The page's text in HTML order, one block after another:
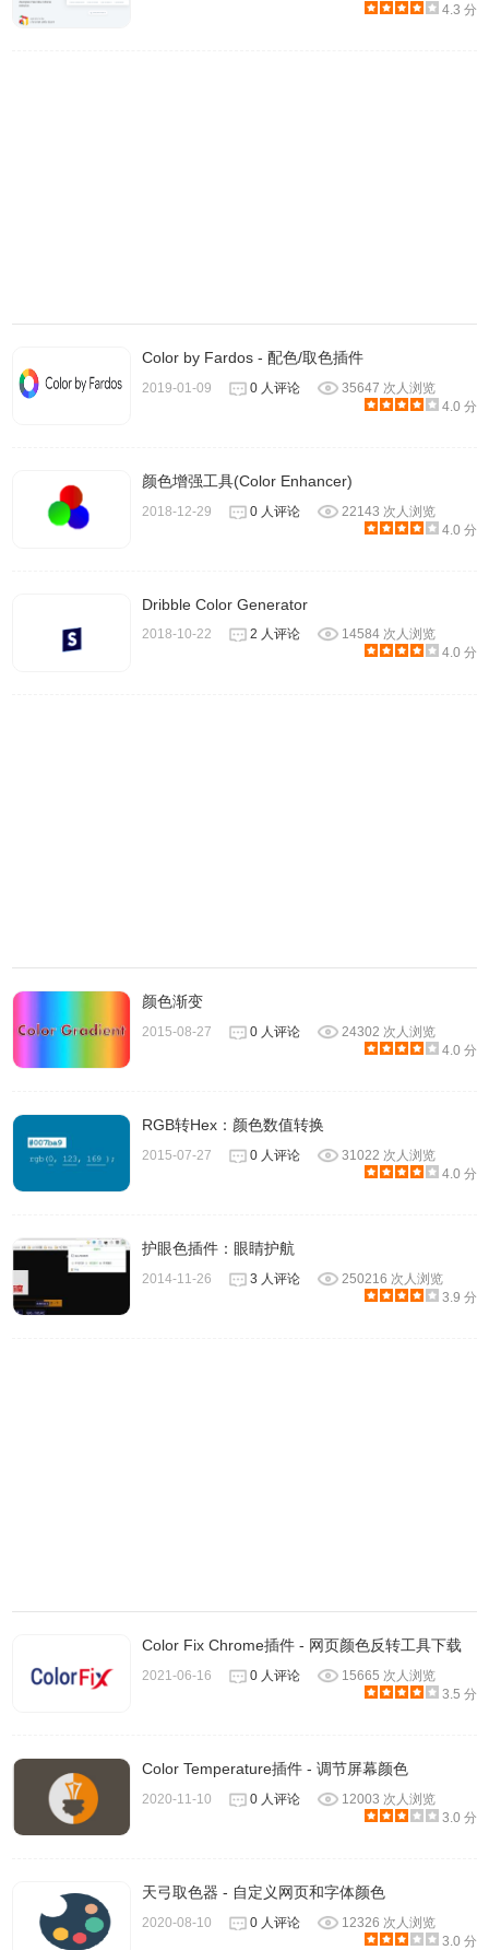
1.ColorZilla插件的安装方法参照：
chrome插件的离线安装方
3、第一个选项会在网页中鼠标会变成黑色十字型是鼠标点选
的数值条，鼠标指针变成十字形，将其移动到当前网页任何
有颜色的地方，显示条上会出现对应颜色和颜色的代码值，
恩很好，当我们发现自己喜欢的颜色时，选择这个功能，就
4、点击color picker会进入调色板，可以将颜色的代码值拷
4.3 分
Color by Fardos - 配色/取色插件
2019-01-09 0 人评论
35647 次人浏览
4.0 分
颜色增强工具(Color Enhancer)
2018-12-29 0 人评论
22143 次人浏览
4.0 分
Dribble Color Generator
2018-10-22 2 人评论
14584 次人浏览
4.0 分
颜色渐变
2015-08-27 0 人评论
24302 次人浏览
4.0 分
RGB转Hex：颜色数值转换
2015-07-27 0 人评论
31022 次人浏览
4.0 分
护眼色插件：眼睛护航
2014-11-26 3 人评论
250216 次人浏览
3.9 分
Color Fix Chrome插件 - 网页颜色反转工具下载
2021-06-16 0 人评论
15665 次人浏览
3.5 分
Color Temperature插件 - 调节屏幕颜色
2020-11-10 0 人评论
12003 次人浏览
3.0 分
天弓取色器 - 自定义网页和字体颜色
2020-08-10 0 人评论
12326 次人浏览
3.0 分